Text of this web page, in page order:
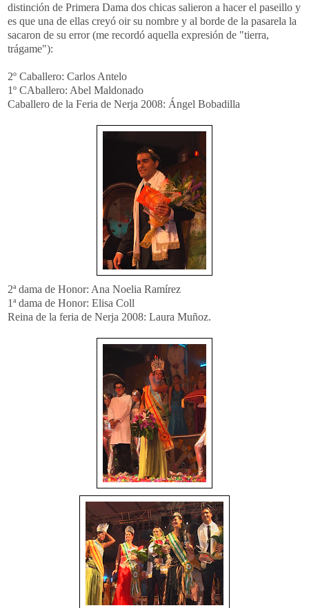
distinción de Primera Dama dos chicas salieron a hacer el paseillo y
es que una de ellas creyó oir su nombre y al borde de la pasarela la
sacaron de su error (me recordó aquella expresión de "tierra,
trágame"):
2º Caballero: Carlos Antelo
1º CAballero: Abel Maldonado
Caballero de la Feria de Nerja 2008: Ángel Bobadilla
2ª dama de Honor: Ana Noelia Ramírez
1ª dama de Honor: Elisa Coll
Reina de la feria de Nerja 2008: Laura Muñoz.